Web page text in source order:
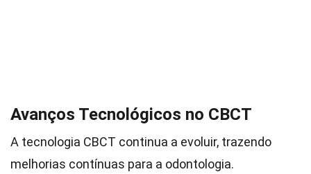
Avanços Tecnológicos no CBCT
A tecnologia CBCT continua a evoluir, trazendo
melhorias contínuas para a odontologia.